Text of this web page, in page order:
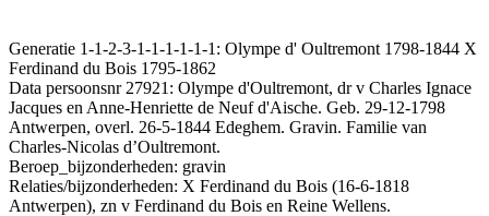
Generatie 1-1-2-3-1-1-1-1-1-1: Olympe d' Oultremont 1798-1844 X
Ferdinand du Bois 1795-1862
Data persoonsnr 27921: Olympe d'Oultremont, dr v Charles Ignace
Jacques en Anne-Henriette de Neuf d'Aische. Geb. 29-12-1798
Antwerpen, overl. 26-5-1844 Edeghem. Gravin. Familie van
Charles-Nicolas d’Oultremont.
Beroep_bijzonderheden: gravin
Relaties/bijzonderheden: X Ferdinand du Bois (16-6-1818
Antwerpen), zn v Ferdinand du Bois en Reine Wellens.